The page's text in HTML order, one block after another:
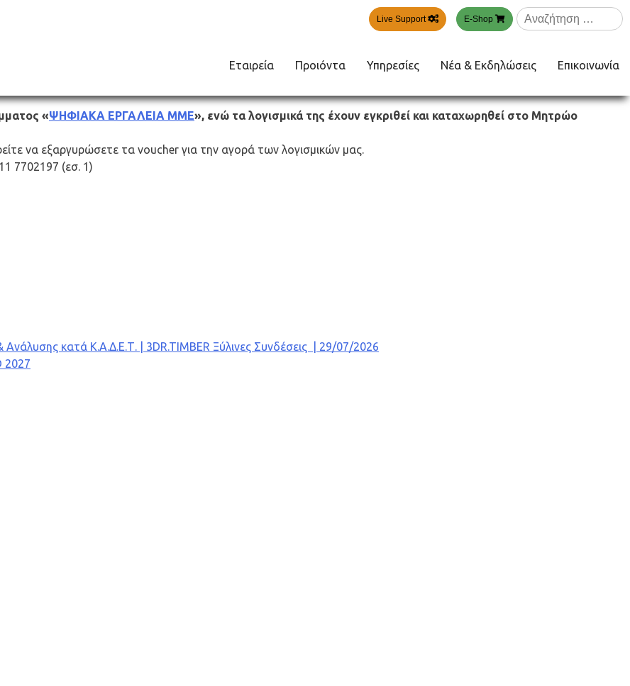
Live Support E-Shop
Αναζήτηση
για:
Εταιρεία Προιόντα Υπηρεσίες Νέα & Εκδηλώσεις Επικοινωνία
ΜΜΕ
«ΨΗΦΙΑΚΑ ΕΡΓΑΛΕΙΑ ΜΜΕ», ενώ τα λογισμικά της έχουν εγκριθεί και καταχωρηθεί στο Μητρώο
να εξαργυρώσετε τα voucher για την αγορά των λογισμικών μας.
7702197 (εσ. 1)
κατά Κ.Α.Δ.Ε.Τ. | 3DR.TIMBER Ξύλινες Συνδέσεις | 29/07/2026
2027